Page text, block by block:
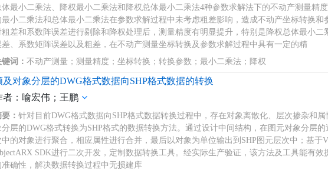
体最小二乘法、降权最小二乘法和降权总体最小二乘法4种参数求解法下的不动产测量精
最小二乘法和总体最小二乘法在参数求解过程中未考虑粗差影响，造成不动产坐标转换
粗差和系数阵误差进行剔除和降权处理后，测量精度有明显提升，特别是降权总体最小二
差、系数矩阵误差以及粗差，在不动产测量坐标转换及参数求解过程中具有一定的精
词： 不动产测量；测量精度；坐标转换；转换参数；最小二乘法；降权
及对象分层的DWG格式数据向SHP格式数据的转换
者：喻宏伟；王鹏
： 针对目前DWG格式数据向SHP格式数据转换过程中，存在对象离散化、层次掺杂和
分层的DWG格式转换为SHP格式的数据转换方法。通过设计中间结构，在图元对象分层
中的对象进行聚合，相应属性进行合并，最后以对象为单位输出到SHP图元层次中；基于
SDK进行二次开发，定制数据转换工具。经实际生产验证，该方法及工具能有
准确性，解决数据转换过程中无损建库